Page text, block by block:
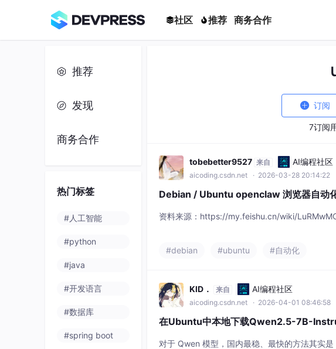
社区 推荐 商务合作
推荐
发现
商务合作
热门标签
#人工智能
#python
#java
#开发语言
#数据库
#spring boot
 订阅
7订阅
tobebetter9527 来自 AI编程社区
aicoding.csdn.net · 2026-03-28 20:14:22
Debian / Ubuntu openclaw 浏览器自动
资料来源：https://my.feishu.cn/wiki/
#debian #ubuntu #自动化
KlD． 来自 AI编程社区
aicoding.csdn.net · 2026-04-01 08:46:58
在Ubuntu中本地下载Qwen2.5-7B-
对于 Qwen 模型，国内最稳、最快的方法其实